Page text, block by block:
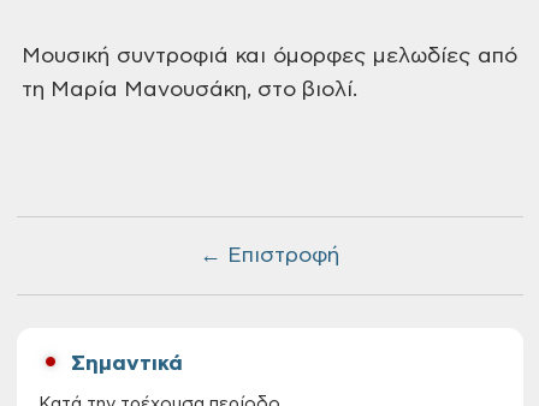
← Επιστροφή
Μουσική συντροφιά και όμορφες μελωδίες από
τη Μαρία Μανουσάκη, στο βιολί.
Σημαντικά